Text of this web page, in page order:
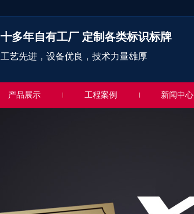
十多年自有工厂 定制各类标识标牌
工艺先进，设备优良，技术力量雄厚
产品展示 工程案例 新闻中心